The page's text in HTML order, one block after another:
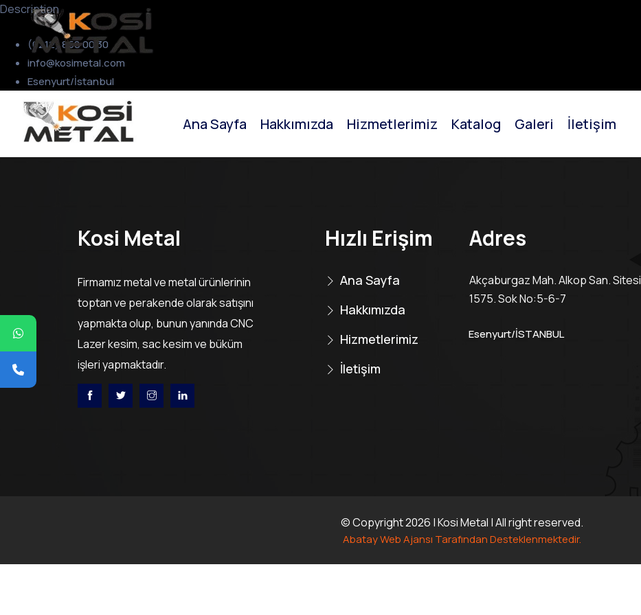
Description
(0212) 858 00 30
info@kosimetal.com
Esenyurt/İstanbul
Ana Sayfa Hakkımızda Hizmetlerimiz Katalog Galeri İletişim
Kosi Metal
Firmamız metal ve metal ürünlerinin
toptan ve perakende olarak satışını
yapmakta olup, bunun yanında CNC
Lazer kesim, sac kesim ve büküm
işleri yapmaktadır.
Hızlı Erişim
Ana Sayfa
Hakkımızda
Hizmetlerimiz
İletişim
Adres
Akçaburgaz Mah. Alkop San. Sitesi
1575. Sok No:5-6-7
Esenyurt/İSTANBUL
© Copyright 2026 |Kosi Metal | All right reserved.
Abatay Web Ajansı Tarafından Desteklenmektedir.